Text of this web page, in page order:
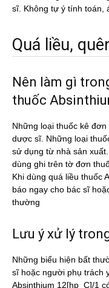
sĩ. Không tự ý tính toán,
Quá liều,
Nên làm gì
thuốc
Những loại thuốc kê
dược sĩ. Những loại
sử dụng từ nhà sản
dùng ghi trên tờ đơn
Khi dùng quá liều thuốc
báo ngay cho bác sĩ
thường
Lưu ý xử lý
Những biểu hiện bất
sĩ hoặc người phụ trách
Absinthium 12[hp_C]/1